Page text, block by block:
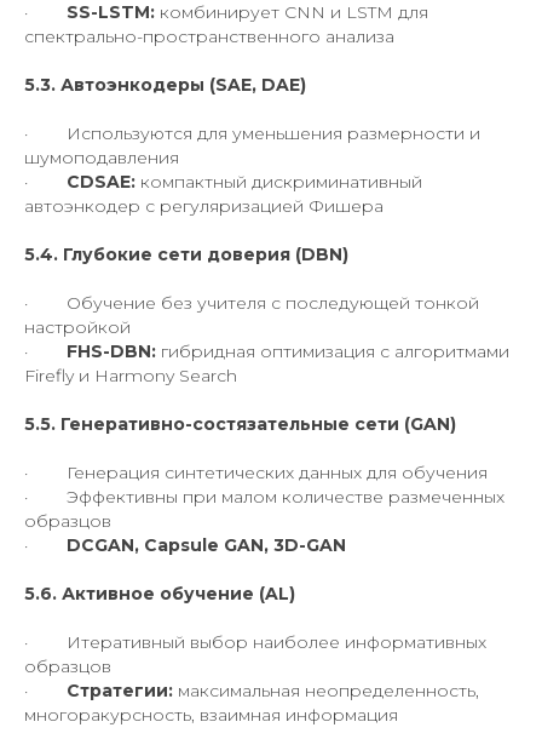
· SS-LSTM: комбинирует CNN и LSTM для
спектрально-пространственного анализа
5.3. Автоэнкодеры (SAE, DAE)
· Используются для уменьшения размерности и
шумоподавления
· CDSAE: компактный дискриминативный
автоэнкодер с регуляризацией Фишера
5.4. Глубокие сети доверия (DBN)
· Обучение без учителя с последующей тонкой
настройкой
· FHS-DBN: гибридная оптимизация с алгоритмами
Firefly и Harmony Search
5.5. Генеративно-состязательные сети (GAN)
· Генерация синтетических данных для обучения
· Эффективны при малом количестве размеченных
образцов
· DCGAN, Capsule GAN, 3D-GAN
5.6. Активное обучение (AL)
· Итеративный выбор наиболее информативных
образцов
· Стратегии: максимальная неопределенность,
многоракурсность, взаимная информация